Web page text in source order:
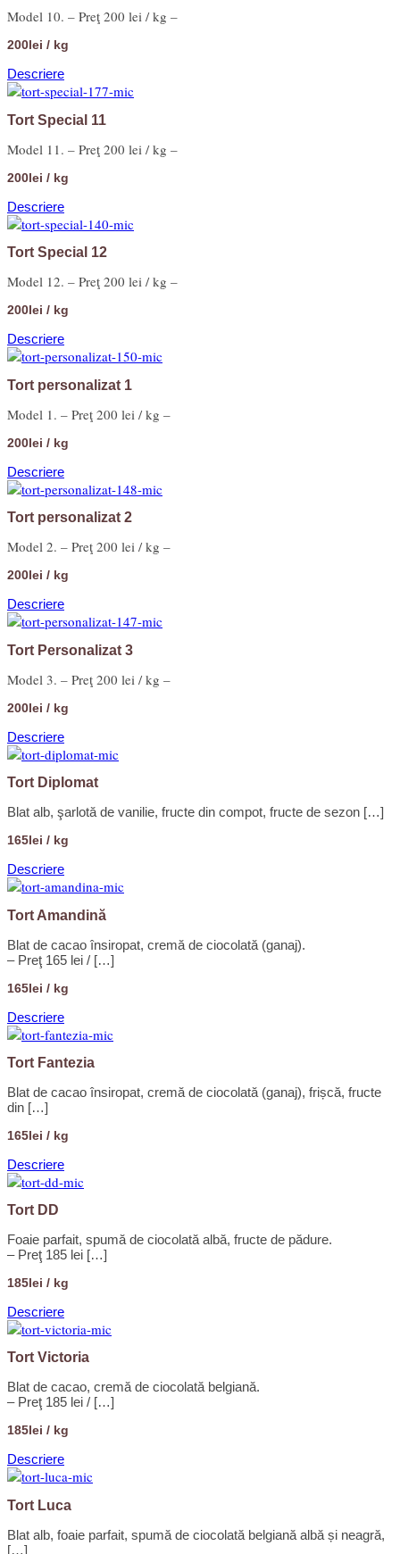
Model 10. – Preţ 200 lei / kg –
200lei / kg
Descriere
Tort Special 11
Model 11. – Preţ 200 lei / kg –
200lei / kg
Descriere
Tort Special 12
Model 12. – Preţ 200 lei / kg –
200lei / kg
Descriere
Tort personalizat 1
Model 1. – Preţ 200 lei / kg –
200lei / kg
Descriere
Tort personalizat 2
Model 2. – Preţ 200 lei / kg –
200lei / kg
Descriere
Tort Personalizat 3
Model 3. – Preţ 200 lei / kg –
200lei / kg
Descriere
Tort Diplomat
Blat alb, şarlotă de vanilie, fructe din compot, fructe de sezon […]
165lei / kg
Descriere
Tort Amandină
Blat de cacao însiropat, cremă de ciocolată (ganaj).
– Preţ 165 lei / […]
165lei / kg
Descriere
Tort Fantezia
Blat de cacao însiropat, cremă de ciocolată (ganaj), frișcă, fructe
din […]
165lei / kg
Descriere
Tort DD
Foaie parfait, spumă de ciocolată albă, fructe de pădure.
– Preţ 185 lei […]
185lei / kg
Descriere
Tort Victoria
Blat de cacao, cremă de ciocolată belgiană.
– Preţ 185 lei / […]
185lei / kg
Descriere
Tort Luca
Blat alb, foaie parfait, spumă de ciocolată belgiană albă și neagră,
[…]